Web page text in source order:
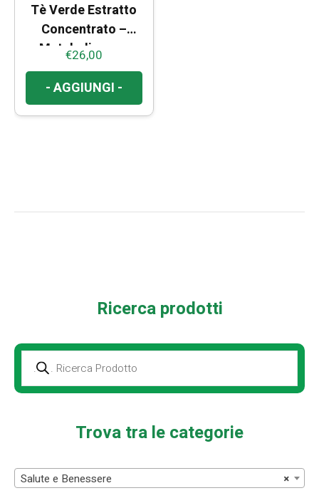
Tè Verde Estratto
Concentrato –
Metabolismo e
Azione
Antiossidante
€26,00
- AGGIUNGI -
Ricerca prodotti
Prodotti
della
ricerca
Trova tra le categorie
×
Salute e Benessere